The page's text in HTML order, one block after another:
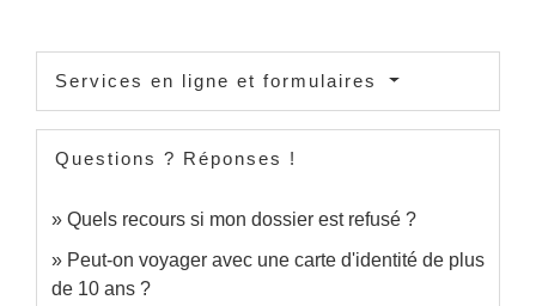
Services en ligne et formulaires
Questions ? Réponses !
Quels recours si mon dossier est refusé ?
Peut-on voyager avec une carte d'identité de plus
de 10 ans ?